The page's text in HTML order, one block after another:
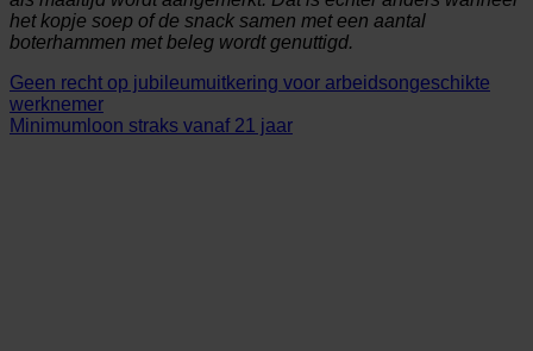
het kopje soep of de snack samen met een aantal
boterhammen met beleg wordt genuttigd.
Geen recht op jubileumuitkering voor arbeidsongeschikte
werknemer
Minimumloon straks vanaf 21 jaar